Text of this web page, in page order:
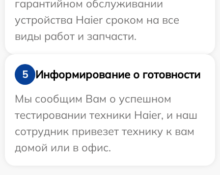
гарантийном обслуживании
устройства Haier сроком на все
виды работ и запчасти.
5
Информирование о готовности
Мы сообщим Вам о успешном
тестировании техники Haier, и наш
сотрудник привезет технику к вам
домой или в офис.